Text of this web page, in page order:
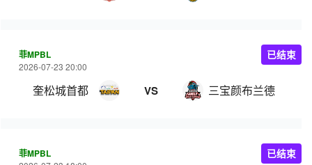
菲MPBL
2026-07-23 20:00
奎松城首都 VS 三宝颜布兰德
已结束
菲MPBL 已结束